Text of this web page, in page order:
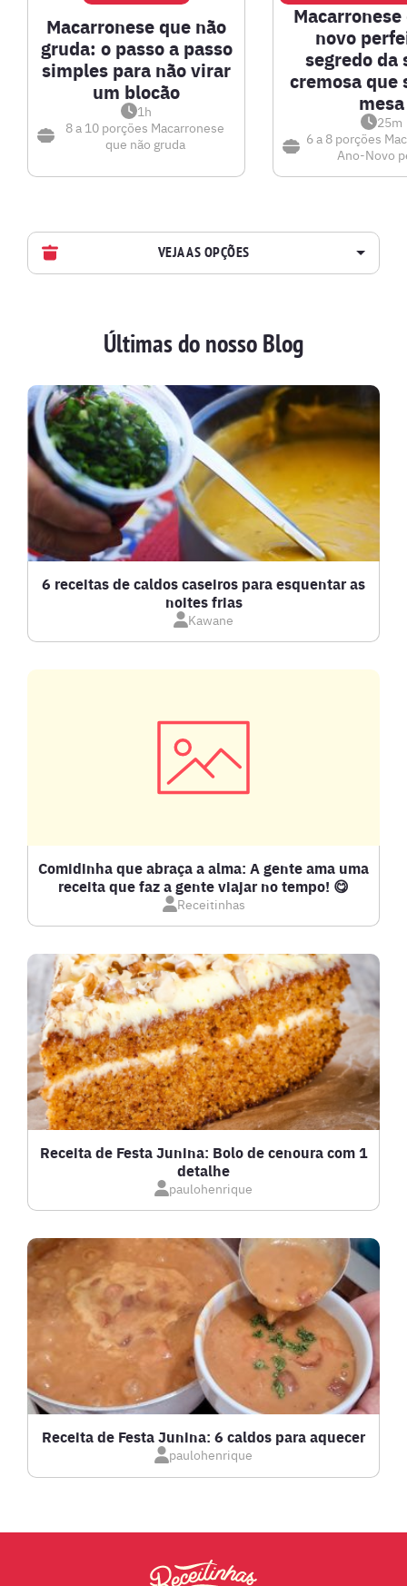
Macarronese que não
gruda: o passo a passo
simples para não virar
um blocão
1h
8 a 10 porções Macarronese
que não gruda
novo
segredo da
cremosa que
mesa
25m
6 a 8 porções
Ano-Novo
VEJA AS OPÇÕES
BATIDAS
BEBIDAS E DRINKS
BISCOITOS
BOLOS E TORTAS
CALDOS
CARNE BOVINA
COMPOTAS E GELEIAS
DOCES E SOBREMESAS
DRINKS
FRANGO
FRUTOS DO MAR
GRATINADOS
LANCHES
LASANHAS
LOW CARB
MASSAS E PASTAS
Últimas do nosso Blog
6 receitas de caldos caseiros para esquentar as
noites frias
Kawane
Comidinha que abraça a alma: A gente ama uma
receita que faz a gente viajar no tempo! 😋
Receitinhas
Receita de Festa Junina: Bolo de cenoura com 1
detalhe
paulohenrique
Receita de Festa Junina: 6 caldos para aquecer
paulohenrique